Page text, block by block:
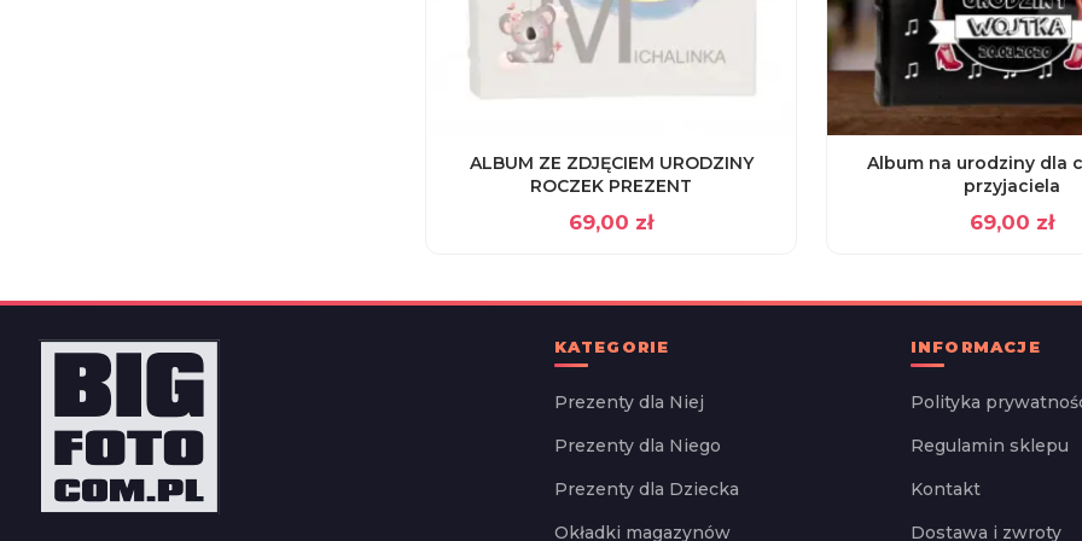
ALBUM ZE ZDJĘCIEM URODZINY
ROCZEK PREZENT
69,00 zł
Album na urodziny dla
przyjaciela
69,00 zł
KATEGORIE
Prezenty dla Niej
Prezenty dla Niego
Prezenty dla Dziecka
Okładki magazynów
INFORMACJE
Polityka
Regulamin sklepu
Kontakt
Dostawa i zwroty